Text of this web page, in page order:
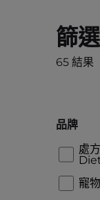
篩選
65 結果
品牌
處
寵